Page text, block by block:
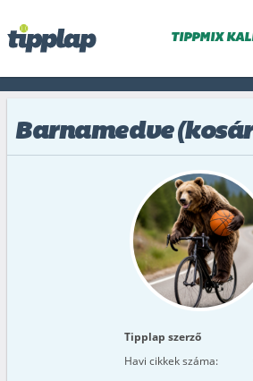
TIPPMIX
Barnamedve
Tipplap szerző
Havi cikkek száma: